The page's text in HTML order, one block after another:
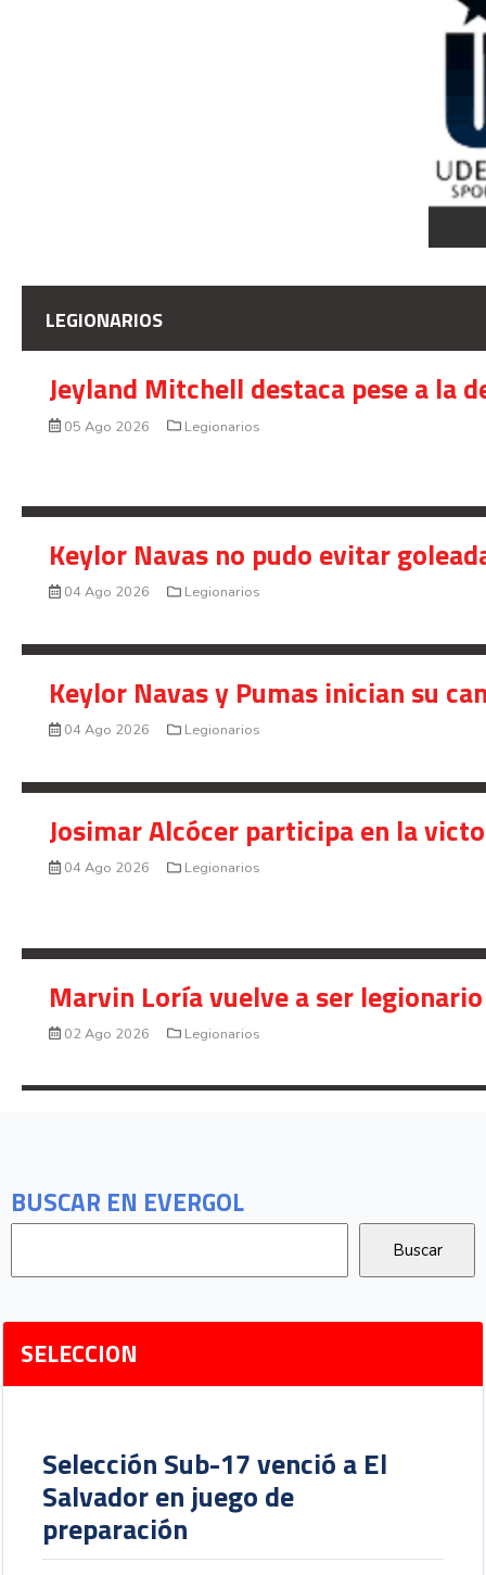
BUSCAR EN EVERGOL
SELECCION
Selección Sub-17 venció a El
Salvador en juego de
preparación
LEGIONARIOS
Jeyland Mitchell destaca pese a la
05 Ago 2026 Legionarios
Keylor Navas no pudo evitar
04 Ago 2026 Legionarios
Keylor Navas y Pumas inician su
04 Ago 2026 Legionarios
Josimar Alcócer participa en la
04 Ago 2026 Legionarios
Marvin Loría vuelve a ser
02 Ago 2026 Legionarios